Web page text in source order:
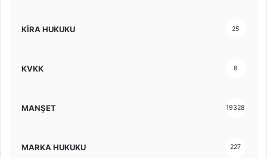
KİRA HUKUKU 25
KVKK 8
MANŞET 19328
MARKA HUKUKU 227